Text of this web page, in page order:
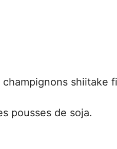
shiitake
pousses de soja.